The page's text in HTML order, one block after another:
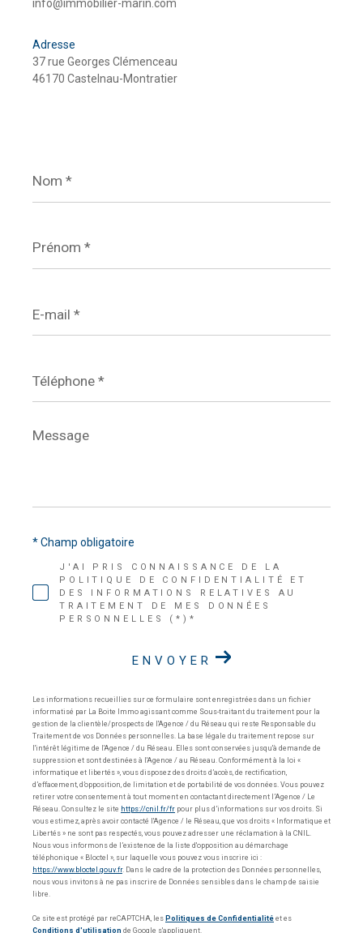
info@immobilier-marin.com
Adresse
37 rue Georges Clémenceau
46170 Castelnau-Montratier
*
*
mail
*
*
Message
*
J'AI PRIS CONNAISSANCE DE LA
POLITIQUE DE CONFIDENTIALITÉ ET
DES INFORMATIONS RELATIVES AU
TRAITEMENT DE MES DONNÉES
PERSONNELLES (*)*
* Champ obligatoire
ENVOYER
Les informations recueillies sur ce formulaire sont enregistrées dans un fichier
informatisé par La Boite Immo agissant comme Sous-traitant du traitement pour la
gestion de la clientèle/prospects de l'Agence / du Réseau qui reste Responsable du
Traitement de vos Données personnelles. La base légale du traitement repose sur
l'intérêt légitime de l'Agence / du Réseau. Elles sont conservées jusqu'à demande de
suppression et sont destinées à l'Agence / au Réseau. Conformément à la loi «
informatique et libertés », vous disposez des droits d’accès, de rectification,
d’effacement, d’opposition, de limitation et de portabilité de vos données. Vous pouvez
retirer votre consentement à tout moment en contactant directement l’Agence / Le
Réseau. Consultez le site https://cnil.fr/fr pour plus d’informations sur vos droits. Si
vous estimez, après avoir contacté l'Agence / le Réseau, que vos droits « Informatique et
Libertés » ne sont pas respectés, vous pouvez adresser une réclamation à la CNIL.
Nous vous informons de l’existence de la liste d'opposition au démarchage
téléphonique « Bloctel », sur laquelle vous pouvez vous inscrire ici :
https://www.bloctel.gouv.fr. Dans le cadre de la protection des Données personnelles,
nous vous invitons à ne pas inscrire de Données sensibles dans le champ de saisie
libre.
Ce site est protégé par reCAPTCHA, les Politiques de Confidentialité et es
Conditions d'utilisation de Google s'appliquent.